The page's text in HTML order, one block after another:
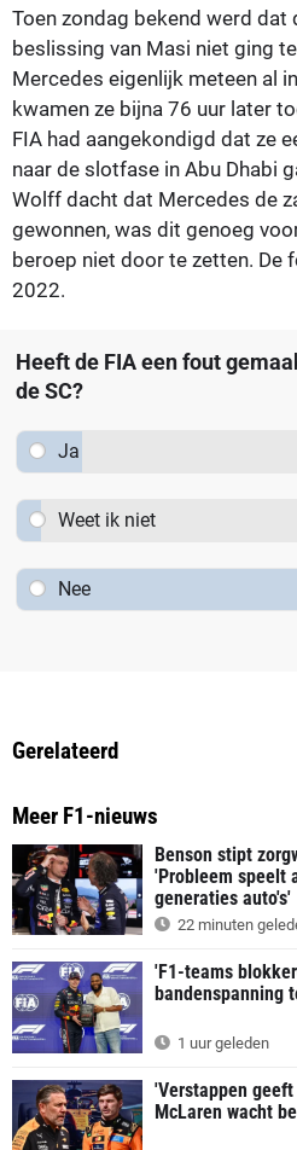
Toen zondag bekend werd dat
beslissing van Masi niet ging
Mercedes eigenlijk meteen al
kwamen ze bijna 76 uur later
FIA had aangekondigd dat ze
naar de slotfase in Abu Dhabi
Wolff dacht dat Mercedes de
gewonnen, was dit genoeg
beroep niet door te zetten. De
2022.
Heeft de FIA een fout
de SC?
Ja
Weet ik niet
Nee
Gerelateerd
Meer F1-nieuws
Benson stipt
'Probleem speelt
generaties auto's'
22 minuten
'F1-teams
bandenspanning
1 uur geleden
'Verstappen
McLaren wacht